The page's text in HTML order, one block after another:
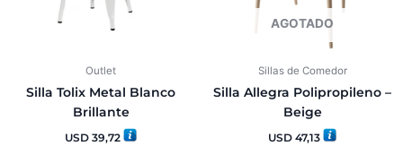
Outlet
Silla Tolix Metal Blanco
Brillante
USD 39,72
AGOTADO
Sillas de Comedor
Silla Allegra Polipropileno –
Beige
USD 47,13